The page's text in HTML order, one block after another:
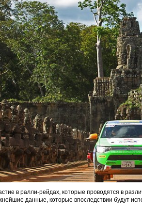
в ралли-рейдах, которые проводятся в
данные, которые впоследствии будут